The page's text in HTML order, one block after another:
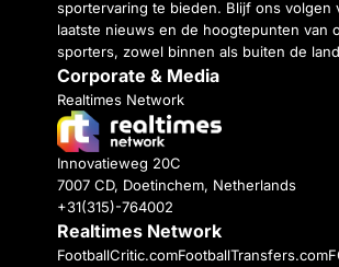
sportervaring te bieden. Blijf ons volgen
laatste nieuws en de hoogtepunten van
sporters, zowel binnen als buiten de
Corporate & Media
Realtimes Network
Innovatieweg 20C
7007 CD, Doetinchem, Netherlands
+31(315)-764002
Realtimes Network
FootballCritic.comFootballTransfers.com